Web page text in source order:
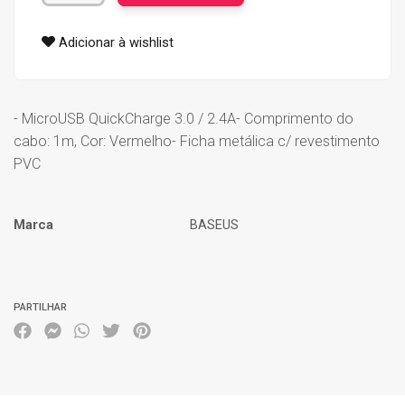
Adicionar à wishlist
- MicroUSB QuickCharge 3.0 / 2.4A- Comprimento do
cabo: 1m, Cor: Vermelho- Ficha metálica c/ revestimento
PVC
Marca
BASEUS
PARTILHAR